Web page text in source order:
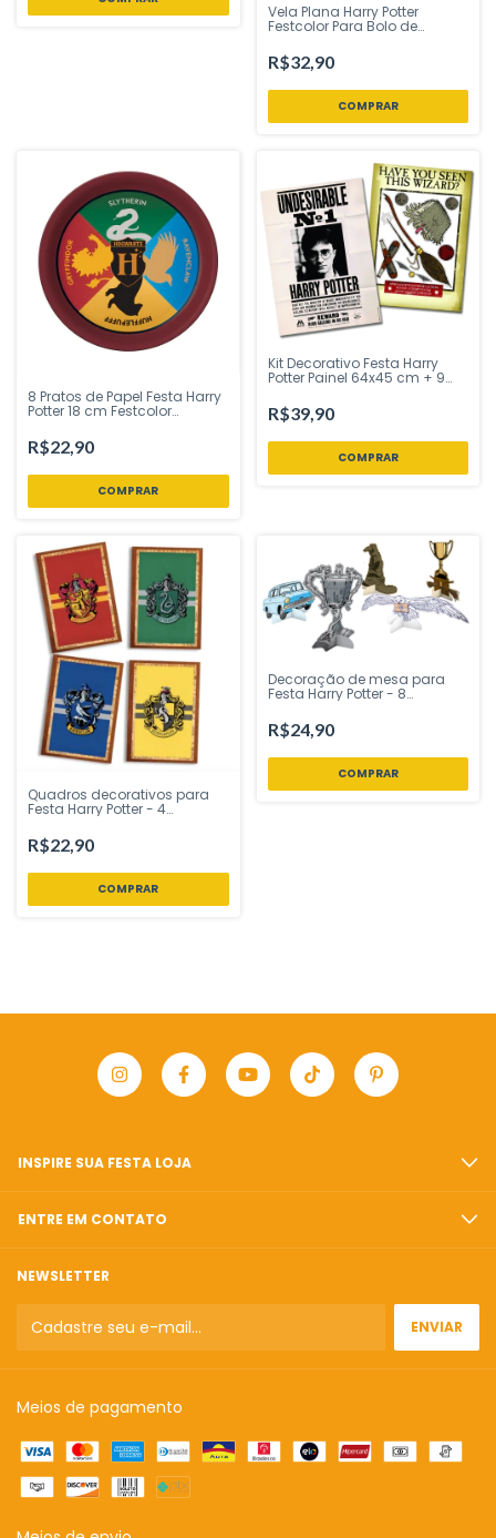
Vela Plana Harry Potter
Festcolor Para Bolo de
Festa Loja
R$32,90
8 Pratos de Papel Festa Harry
Potter 18 cm Festcolor
Festa Loja
R$22,90
Kit Decorativo Festa Harry
Potter Painel 64x45 cm + 9
Festa Loja
R$39,90
Quadros decorativos para
Festa Harry Potter - 4
R$22,90
Decoração de mesa para
Festa Harry Potter - 8
R$24,90
INSPIRE SUA FESTA LOJA
ENTRE EM CONTATO
NEWSLETTER
Meios de pagamento